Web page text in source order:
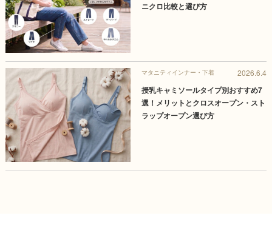
ニクロ比較と選び方
マタニティインナー・下着 2026.6.4
授乳キャミソールタイプ別おすすめ7
選！メリットとクロスオープン・スト
ラップオープン選び方